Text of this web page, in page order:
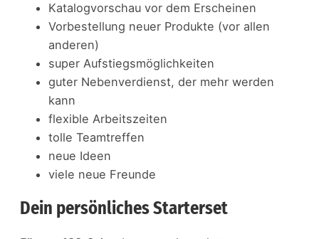
Katalogvorschau vor dem Erscheinen
Vorbestellung neuer Produkte (vor allen
anderen)
super Aufstiegsmöglichkeiten
guter Nebenverdienst, der mehr werden
kann
flexible Arbeitszeiten
tolle Teamtreffen
neue Ideen
viele neue Freunde
Dein persönliches Starterset